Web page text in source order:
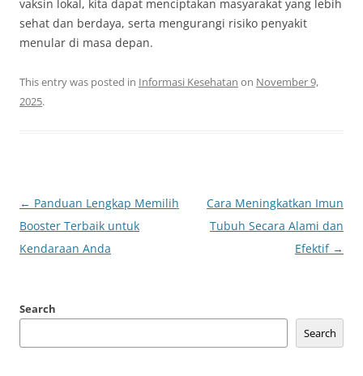
vaksin lokal, kita dapat menciptakan masyarakat yang lebih
sehat dan berdaya, serta mengurangi risiko penyakit
menular di masa depan.
This entry was posted in Informasi Kesehatan on November 9,
2025.
Post
navigation
← Panduan Lengkap Memilih
Booster Terbaik untuk
Kendaraan Anda
Cara Meningkatkan Imun
Tubuh Secara Alami dan
Efektif →
Search
Search